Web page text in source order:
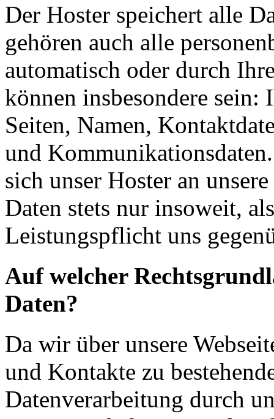
Der Hoster speichert alle
gehören auch alle
automatisch oder durch
können insbesondere sein:
Seiten, Namen,
und
sich unser Hoster an
Daten stets nur insoweit,
Leistungspflicht uns
Auf welcher
Daten?
Da wir über unsere
und Kontakte zu
Datenverarbeitung durch